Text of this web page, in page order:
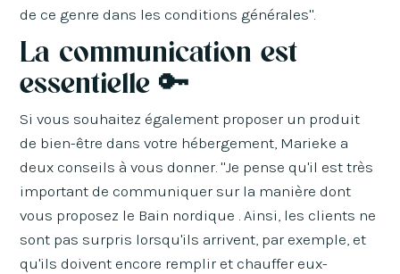
de ce genre dans les conditions générales".
La communication est
essentielle 🔑
Si vous souhaitez également proposer un produit
de bien-être dans votre hébergement, Marieke a
deux conseils à vous donner. "Je pense qu'il est très
important de communiquer sur la manière dont
vous proposez le Bain nordique . Ainsi, les clients ne
sont pas surpris lorsqu'ils arrivent, par exemple, et
qu'ils doivent encore remplir et chauffer eux-